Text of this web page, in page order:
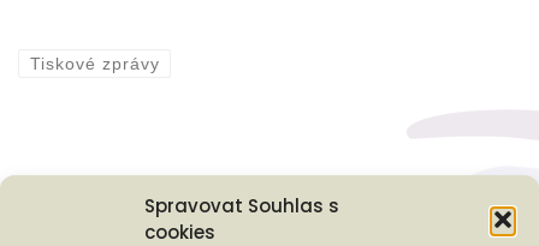
Spravovat Souhlas s
cookies
Tiskové zprávy